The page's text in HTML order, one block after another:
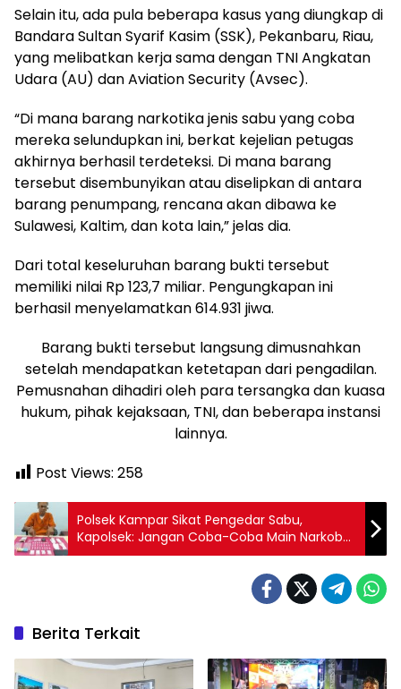
Selain itu, ada pula beberapa kasus yang diungkap di
Bandara Sultan Syarif Kasim (SSK), Pekanbaru, Riau,
yang melibatkan kerja sama dengan TNI Angkatan
Udara (AU) dan Aviation Security (Avsec).
“Di mana barang narkotika jenis sabu yang coba
mereka selundupkan ini, berkat kejelian petugas
akhirnya berhasil terdeteksi. Di mana barang
tersebut disembunyikan atau diselipkan di antara
barang penumpang, rencana akan dibawa ke
Sulawesi, Kaltim, dan kota lain,” jelas dia.
Dari total keseluruhan barang bukti tersebut
memiliki nilai Rp 123,7 miliar. Pengungkapan ini
berhasil menyelamatkan 614.931 jiwa.
Barang bukti tersebut langsung dimusnahkan
setelah mendapatkan ketetapan dari pengadilan.
Pemusnahan dihadiri oleh para tersangka dan kuasa
hukum, pihak kejaksaan, TNI, dan beberapa instansi
lainnya.
Post Views: 258
Polsek Kampar Sikat Pengedar Sabu,
Kapolsek: Jangan Coba-Coba Main Narkoba
di Wilayah Kami!
Berita Terkait